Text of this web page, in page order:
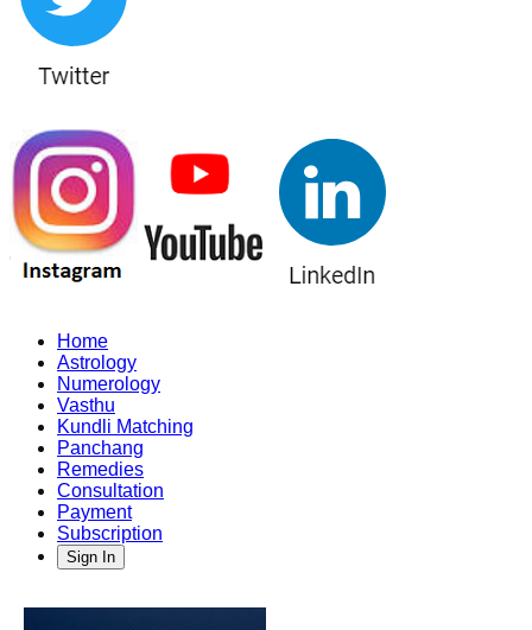
Home
Astrology
Numerology
Vasthu
Kundli Matching
Panchang
Remedies
Consultation
Payment
Subscription
Sign In